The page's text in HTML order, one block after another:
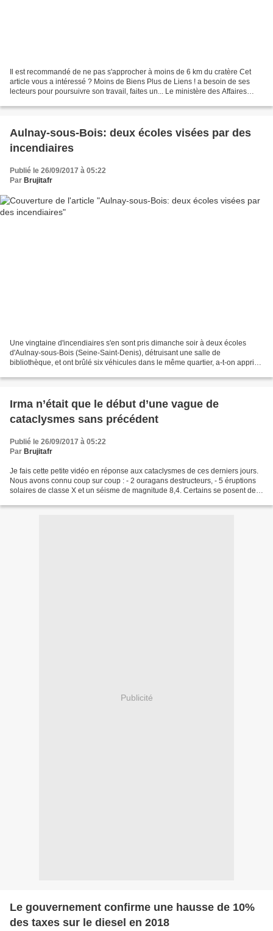
Il est recommandé de ne pas s'approcher à moins de 6 km du cratère Cet
article vous a intéressé ? Moins de Biens Plus de Liens ! a besoin de ses
lecteurs pour poursuivre son travail, faites un... Le ministère des Affaires
Aulnay-sous-Bois: deux écoles visées par des
incendiaires
Publié le 26/09/2017 à 05:22
Par Brujitafr
Une vingtaine d'incendiaires s'en sont pris dimanche soir à deux écoles
d'Aulnay-sous-Bois (Seine-Saint-Denis), détruisant une salle de
bibliothèque, et ont brûlé six véhicules dans le même quartier, a-t-on appris
Irma n’était que le début d’une vague de
cataclysmes sans précédent
Publié le 26/09/2017 à 05:22
Par Brujitafr
Je fais cette petite vidéo en réponse aux cataclysmes de ces derniers jours.
Nous avons connu coup sur coup : - 2 ouragans destructeurs, - 5 éruptions
solaires de classe X et un séisme de magnitude 8,4. Certains se posent des
Publicité
Le gouvernement confirme une hausse de 10%
des taxes sur le diesel en 2018